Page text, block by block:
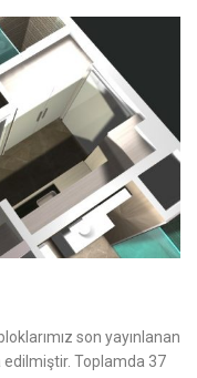
son yayınlanan
Toplamda 37